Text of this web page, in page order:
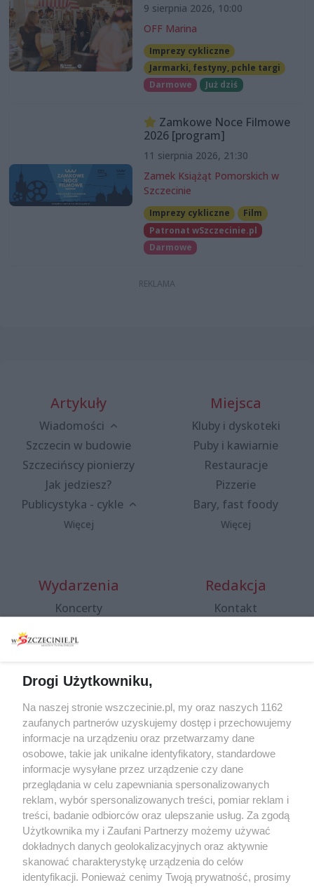
9 sierpnia 2026, 10:00
OFF Marina
Imprezy cykliczne
Jarmarki, festyny, pchle targi
Darmowe
Już dziś
Zamkowe Noce Filmowe
2026 [program]
11 sierpnia 2026, 21:30
Zamek Książąt Pomorskich w
Szczecinie
Imprezy cykliczne
Film
Patronat wSzczecinie.pl
Darmowe
Artykuły
Wiadomości
Szczecin w budowie
Szczecińscy pionierzy
Jak jedziesz?
Publicystyka - cykle
Więcej
Miejsca
Kluby i dyskoteki
Puby i kawiarnie
Restauracje
Pizzerie
Bary, fast foody
Więcej
Wydarzenia
Koncerty
Spacery i oprowadzania
targi
Wernisaże
Więcej
Redakcja
Kontakt
Specjalny koncert z okazji
20. urodzin portalu
wSzczecinie.pl
Regulamin konkursów
śniadaniówka "Hej
Szczecin! Jest piątek!"
Partnerzy
Praca Szczecin
Drogi Użytkowniku,
Na naszej stronie wszczecinie.pl, my oraz naszych 1162
zaufanych partnerów uzyskujemy dostęp i przechowujemy
informacje na urządzeniu oraz przetwarzamy dane
osobowe, takie jak unikalne identyfikatory, standardowe
informacje wysyłane przez urządzenie czy dane
przeglądania w celu zapewniania spersonalizowanych
reklam, wybór spersonalizowanych treści, pomiar reklam i
treści, badanie odbiorców oraz ulepszanie usług. Za zgodą
Użytkownika my i Zaufani Partnerzy możemy używać
dokładnych danych geolokalizacyjnych oraz aktywnie
skanować charakterystykę urządzenia do celów
identyfikacji. Ponieważ cenimy Twoją prywatność, prosimy